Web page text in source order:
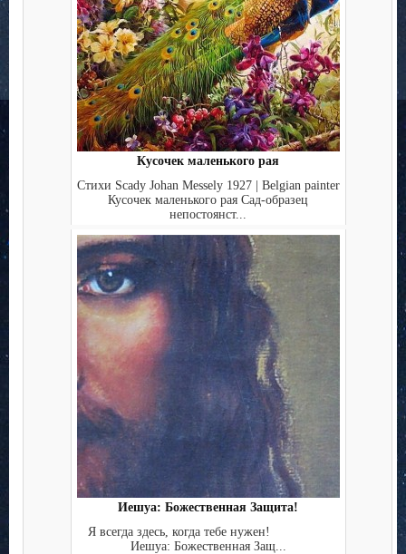
Кусочек маленького рая
Стихи Scady Johan Messely 1927 | Belgian painter
Кусочек маленького рая Сад-образец
непостоянст...
Иешуа: Божественная Защита!
Я всегда здесь, когда тебе нужен!
Иешуа: Божественная Защ...